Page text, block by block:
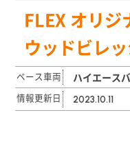
パー）
FLEX オリ
ウッドビレ
ベース車両 ハイエース
情報更新日 2023.10.11